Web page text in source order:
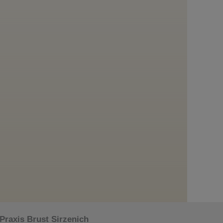
Praxis Brust Sirzenich